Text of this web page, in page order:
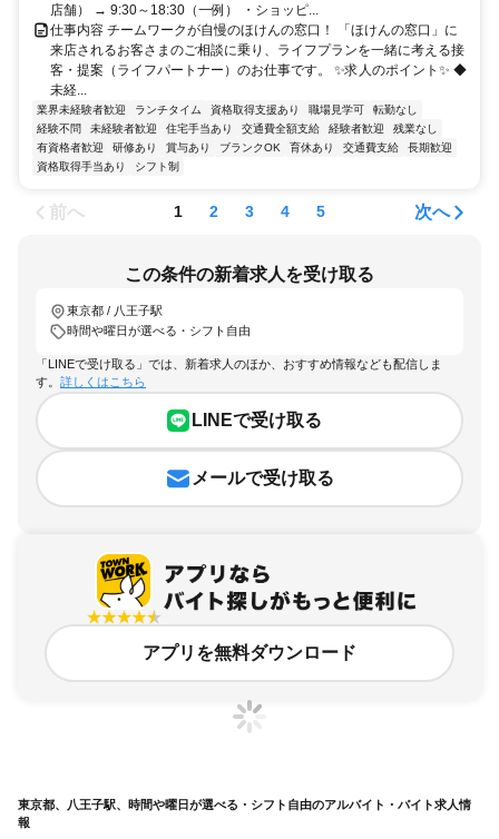
店舗） → 9:30～18:30（一例） ・ショッピ...
仕事内容 チームワークが自慢のほけんの窓口！ 「ほけんの窓口」に
来店されるお客さまのご相談に乗り、ライフプランを一緒に考える接
客・提案（ライフパートナー）のお仕事です。 ✨求人のポイント✨ ◆
未経...
業界未経験者歓迎 ランチタイム 資格取得支援あり 職場見学可
転勤なし
経験不問
未経験者歓迎 住宅手当あり 交通費全額支給 経験者歓迎
残業なし
有資格者歓迎
研修あり 賞与あり ブランクOK 育休あり 交通費支給
長期歓迎
資格取得手当あり
シフト制
前へ 1 2 3 4 5 次へ
この条件の新着求人を受け取る
東京都 / 八王子駅
時間や曜日が選べる・シフト自由
「LINEで受け取る」では、新着求人のほか、おすすめ情報なども配信しま
す。 詳しくはこちら
LINEで受け取る
メールで受け取る
アプリを無料ダウンロード
東京都、八王子駅、時間や曜日が選べる・シフト自由のアルバイト・バイト求人情
報